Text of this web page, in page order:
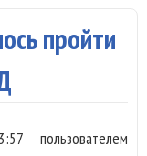
пройти
пользователем